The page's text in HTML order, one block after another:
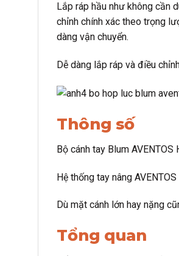
Lắp ráp hầu như không cần
chỉnh chính xác theo trọng
dàng vận chuyển.
Dễ dàng lắp ráp và điều
Thông số
Bộ cánh tay Blum
Hệ thống tay nâng
Dù mặt cánh lớn hay nặng
Tổng quan